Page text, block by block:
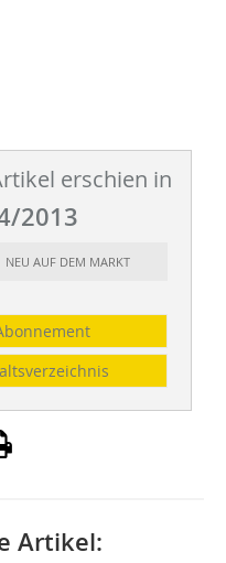
erschien in
2013
AUF DEM MARKT
Artikel: